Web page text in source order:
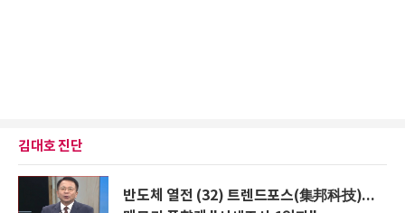
김대호 진단
반도체 열전 (32) 트렌드포스(集邦科技)...